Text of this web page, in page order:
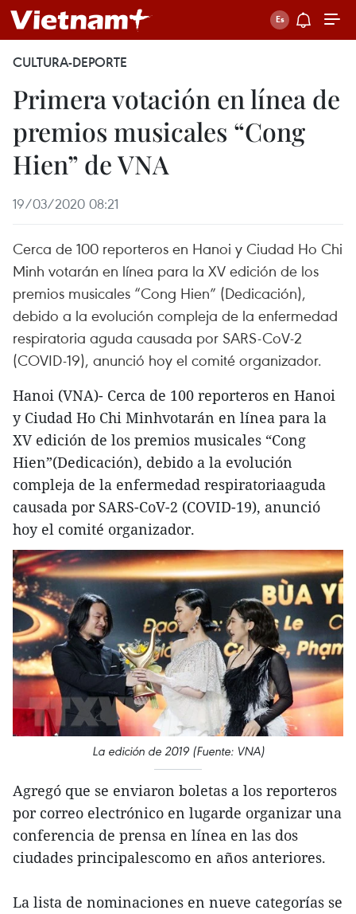
CULTURA-DEPORTE
Primera votación en línea de
premios musicales “Cong
Hien” de VNA
19/03/2020 08:21
Cerca de 100 reporteros en Hanoi y Ciudad Ho Chi
Minh votarán en línea para la XV edición de los
premios musicales “Cong Hien” (Dedicación),
debido a la evolución compleja de la enfermedad
respiratoria aguda causada por SARS-CoV-2
(COVID-19), anunció hoy el comité organizador.
Hanoi (VNA)- Cerca de 100 reporteros en Hanoi
y Ciudad Ho Chi Minhvotarán en línea para la
XV edición de los premios musicales “Cong
Hien”(Dedicación), debido a la evolución
compleja de la enfermedad respiratoriaaguda
causada por SARS-CoV-2 (COVID-19), anunció
hoy el comité organizador.
La edición de 2019 (Fuente: VNA)
Agregó que se enviaron boletas a los reporteros
por correo electrónico en lugarde organizar una
conferencia de prensa en línea en las dos
ciudades principalescomo en años anteriores.
La lista de nominaciones en nueve categorías se